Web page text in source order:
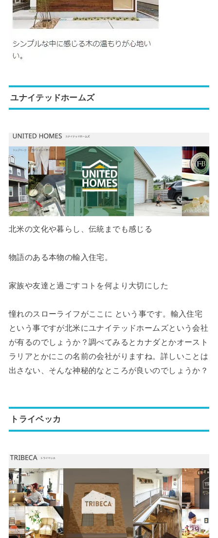
ユナイテッドホームズ
北米の文化や暮らし、伝統までも感じる
物語のある本物の輸入住宅。
家族や友達と過ごすコトを何より大切にした
憧れのスローライフがここに という事です。輸入住宅
という事ですが北米にユナイテッドホームズという会社
が有るのでしょうか？調べてみるとカナダとかオースト
ラリアとかにこの名前の会社がりますね。詳しいことは
出さない、そんな神秘的なところが良いのでしょうか？
トライベッカ